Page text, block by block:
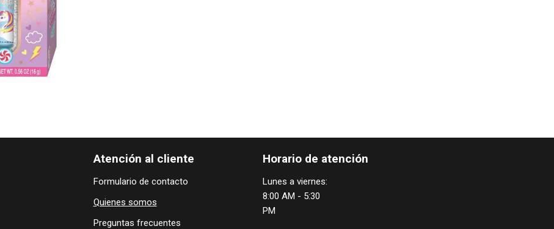
Horario de atención
Lunes a viernes:
8:00 AM - 5:30
PM
Atención al cliente
Formulario de contacto
Quienes ​som​​​os
Preguntas frecuentes